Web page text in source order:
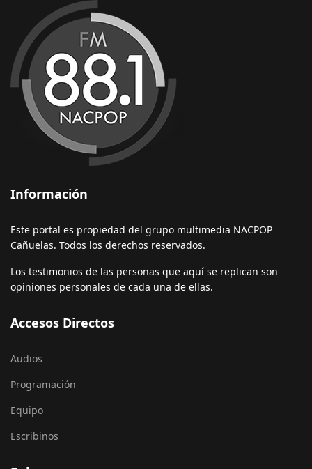
Información
Este portal es propiedad del grupo multimedia NACPOP
Cañuelas. Todos los derechos reservados.
Los testimonios de las personas que aquí se replican son
opiniones personales de cada una de ellas.
Accesos Directos
Audios
Programación
Equipo
Escribinos